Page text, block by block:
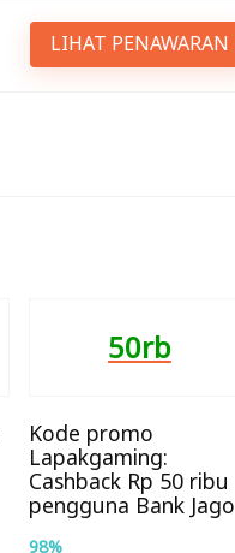
LIHAT PENAWARAN
50rb
Kode promo
Lapakgaming:
Cashback Rp 50 ribu
pengguna Bank Jago
98%